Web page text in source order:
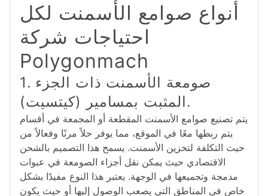
أنواع صوامع الأسمنت لكل
احتياجات شركة
Polygonmach
1. صومعة الأسمنت ذات الجزء
المثبت بمسامير (كيتسيت).
يتم تصنيع صوامع الأسمنت المقطعة أو المجمعة في أقسام
يتم ربطها معًا في الموقع، مما يوفر حلاً مرنًا وفعالاً من
حيث التكلفة لتخزين الأسمنت. يسمح هذا التصميم بالشحن
الاقتصادي حيث يمكن نقل أجزاء الصومعة في عبوات
مدمجة وتجميعها في الوجهة. يعتبر هذا النوع مفيدًا بشكل
خاص في المناطق التي يصعب الوصول إليها أو حيث يكون